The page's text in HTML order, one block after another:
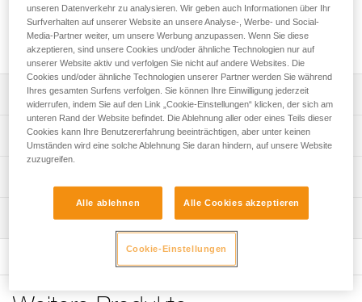
unterschiedlichen Befestigungssystemen. Es ist möglich,
mehrere Module zu verbinden, um sich den
unterschiedlichen Einsatzbedingungen anzupassen.
Leistungsverzeichnis
Reversibler Seilschutz mit zwei Seiten, um sich jeder
Situation anzupassen:
- die flache Seite mit Laschen ermöglicht die
- die vertiefte Seite ermöglicht die Installation des Moduls
Seilschutz mit Rollen und vielen möglichen Verbindungen:
Modul einen hohen Wirkungsgrad.
Technische Spezifikationen
Zugrundeliegende Spezifikationen
Referenz : R005AA00
Garantie : 3 Jahre
Gebrauchsanleitung
Das PDF herunterladen technical-notice-
ROLLERCOASTER-1
Wartung
unseren Datenverkehr zu analysieren. Wir geben auch Informationen über Ihr
Surfverhalten auf unserer Website an unsere Analyse-, Werbe- und Social-
Media-Partner weiter, um unsere Werbung anzupassen. Wenn Sie diese
akzeptieren, sind unsere Cookies und/oder ähnliche Technologien nur auf
unserer Website aktiv und verfolgen Sie nicht auf andere Websites. Die
Cookies und/oder ähnliche Technologien unserer Partner werden Sie während
Ihres gesamten Surfens verfolgen. Sie können Ihre Einwilligung jederzeit
widerrufen, indem Sie auf den Link „Cookie-Einstellungen“ klicken, der sich am
unteren Rand der Website befindet. Die Ablehnung aller oder eines Teils dieser
Cookies kann Ihre Benutzererfahrung beeinträchtigen, aber unter keinen
Umständen wird eine solche Ablehnung Sie daran hindern, auf unsere Website
zuzugreifen.
Alle ablehnen Alle Cookies akzeptieren
Cookie-Einstellungen